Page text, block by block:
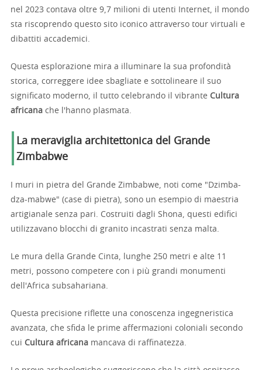
nel 2023 contava oltre 9,7 milioni di utenti Internet, il mondo
sta riscoprendo questo sito iconico attraverso tour virtuali e
dibattiti accademici.
Questa esplorazione mira a illuminare la sua profondità
storica, correggere idee sbagliate e sottolineare il suo
significato moderno, il tutto celebrando il vibrante Cultura
africana che l'hanno plasmata.
La meraviglia architettonica del Grande
Zimbabwe
I muri in pietra del Grande Zimbabwe, noti come "Dzimba-
dza-mabwe" (case di pietra), sono un esempio di maestria
artigianale senza pari. Costruiti dagli Shona, questi edifici
utilizzavano blocchi di granito incastrati senza malta.
Le mura della Grande Cinta, lunghe 250 metri e alte 11
metri, possono competere con i più grandi monumenti
dell'Africa subsahariana.
Questa precisione riflette una conoscenza ingegneristica
avanzata, che sfida le prime affermazioni coloniali secondo
cui Cultura africana mancava di raffinatezza.